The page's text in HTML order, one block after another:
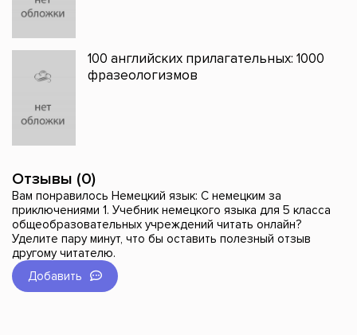
100 английских прилагательных: 1000
фразеологизмов
Отзывы (0)
Вам понравилось Немецкий язык: С немецким за
приключениями 1. Учебник немецкого языка для 5 класса
общеобразовательных учреждений читать онлайн?
Уделите пару минут, что бы оставить полезный отзыв
другому читателю.
Добавить